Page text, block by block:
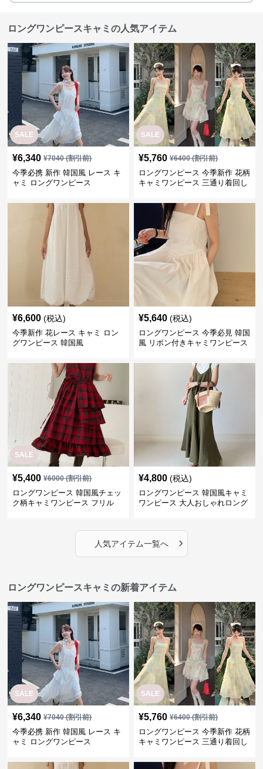
ロングワンピースキャミの人気アイテム
SALE
¥6,340 ¥7040(割引前)
今季必携 新作 韓国風 レース キ
ャミ ロングワンピース
SALE
¥5,760 ¥6400(割引前)
ロングワンピース 今季新作 花柄
キャミワンピース 三通り着回し
¥6,600 (税込)
今季新作 花レース キャミ ロン
グワンピース 韓国風
¥5,640 (税込)
ロングワンピース 今季必見 韓国
風 リボン付きキャミワンピース
SALE
¥5,400 ¥6000(割引前)
ロングワンピース 韓国風チェッ
ク柄キャミワンピース フリル
¥4,800 (税込)
ロングワンピース 韓国風キャミ
ワンピース 大人おしゃれロング
人気アイテム一覧へ ›
ロングワンピースキャミの新着アイテム
SALE
¥6,340 ¥7040(割引前)
今季必携 新作 韓国風 レース キ
ャミ ロングワンピース
SALE
¥5,760 ¥6400(割引前)
ロングワンピース 今季新作 花柄
キャミワンピース 三通り着回し